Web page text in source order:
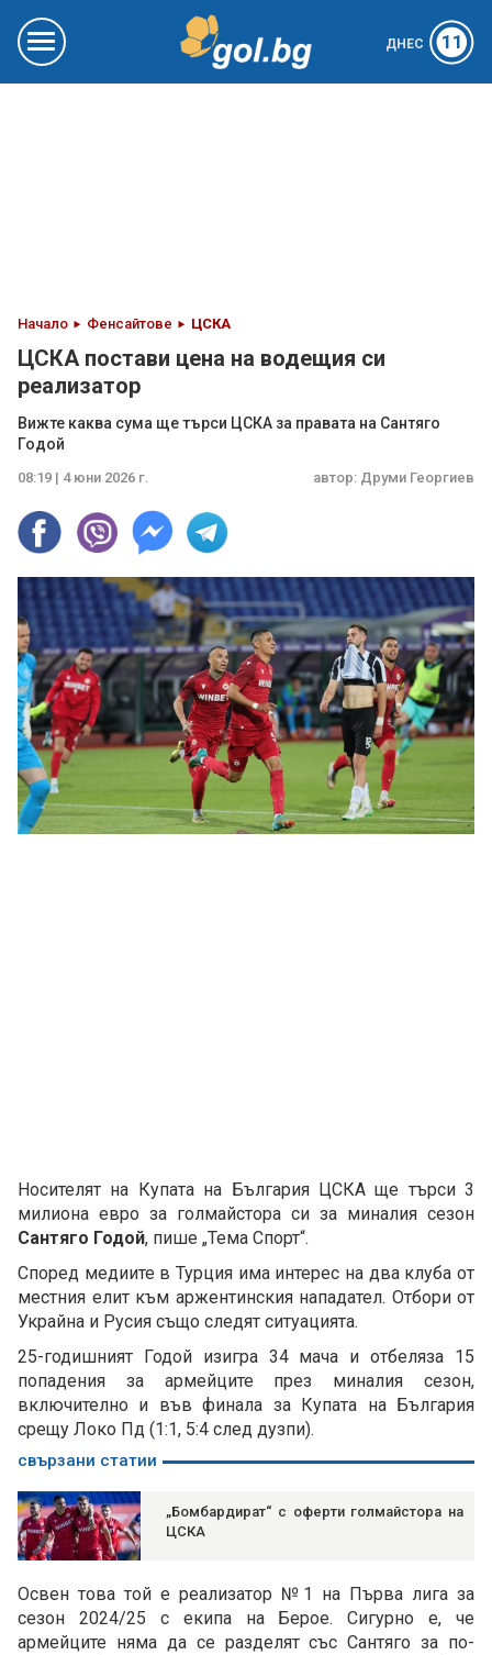
ДНЕС 11
Начало Фенсайтове ЦСКА
ЦСКА постави цена на водещия си
реализатор
Вижте каква сума ще търси ЦСКА за правата на Сантяго
Годой
08:19 | 4 юни 2026 г. автор: Друми Георгиев
Носителят на Купата на България ЦСКА ще търси 3
милиона евро за голмайстора си за миналия сезон
Сантяго Годой, пише „Тема Спорт“.
Според медиите в Турция има интерес на два клуба от
местния елит към аржентинския нападател. Отбори от
Украйна и Русия също следят ситуацията.
25-годишният Годой изигра 34 мача и отбеляза 15
попадения за армейците през миналия сезон,
включително и във финала за Купата на България
срещу Локо Пд (1:1, 5:4 след дузпи).
свързани статии
„Бомбардират“ с оферти голмайстора на
ЦСКА
Освен това той е реализатор №1 на Първа лига за
сезон 2024/25 с екипа на Берое. Сигурно е, че
армейците няма да се разделят със Сантяго за по-